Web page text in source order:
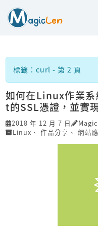
標籤：curl - 第 2 頁
如何在Linux作業
t的SSL憑證，並實
2018 年 12 月 7 日
Linux 、 作品分享 、 網站